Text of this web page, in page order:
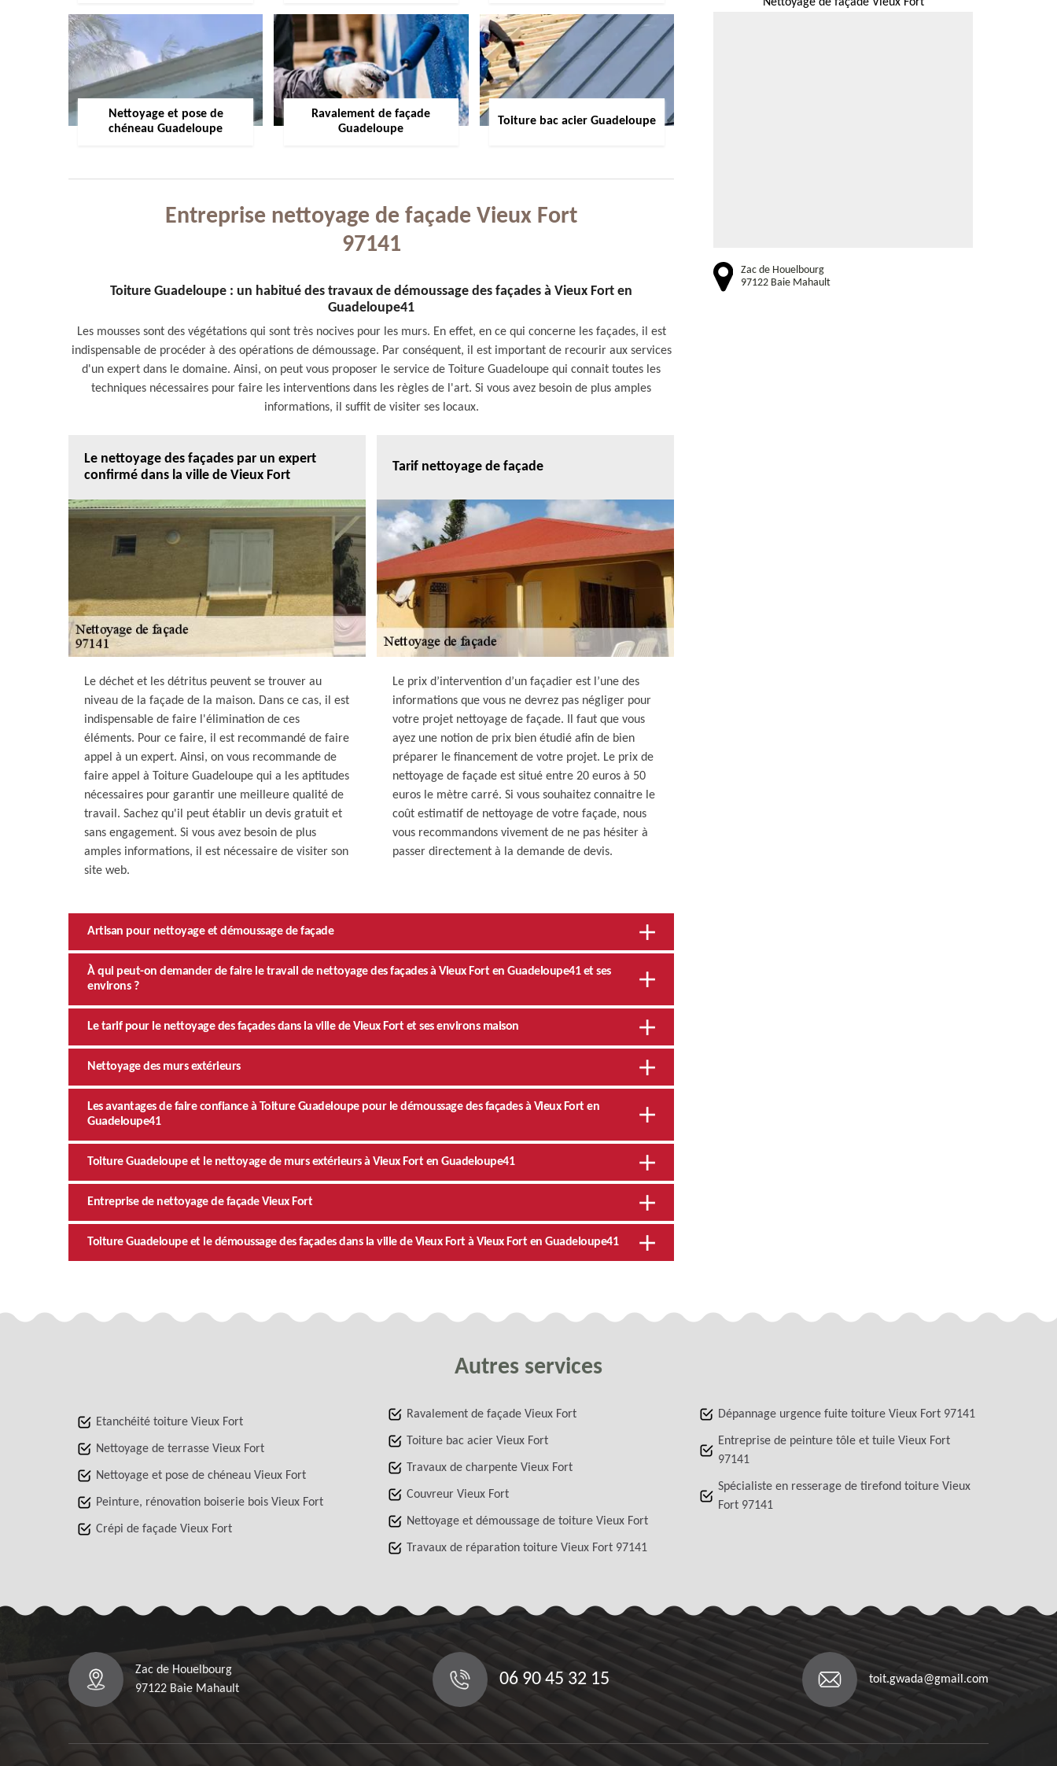
Nettoyage et pose de
chéneau Guadeloupe
Ravalement de façade
Guadeloupe
Toiture bac acier Guadeloupe
Entreprise nettoyage de façade Vieux Fort
97141
Toiture Guadeloupe : un habitué des travaux de démoussage des façades à Vieux Fort en
Guadeloupe41
Les mousses sont des végétations qui sont très nocives pour les murs. En effet, en ce qui concerne les façades, il est
indispensable de procéder à des opérations de démoussage. Par conséquent, il est important de recourir aux services
d'un expert dans le domaine. Ainsi, on peut vous proposer le service de Toiture Guadeloupe qui connait toutes les
techniques nécessaires pour faire les interventions dans les règles de l'art. Si vous avez besoin de plus amples
informations, il suffit de visiter ses locaux.
Le nettoyage des façades par un expert
confirmé dans la ville de Vieux Fort
Le déchet et les détritus peuvent se trouver au
niveau de la façade de la maison. Dans ce cas, il est
indispensable de faire l'élimination de ces
éléments. Pour ce faire, il est recommandé de faire
appel à un expert. Ainsi, on vous recommande de
faire appel à Toiture Guadeloupe qui a les aptitudes
nécessaires pour garantir une meilleure qualité de
travail. Sachez qu'il peut établir un devis gratuit et
sans engagement. Si vous avez besoin de plus
amples informations, il est nécessaire de visiter son
site web.
Tarif nettoyage de façade
Le prix d’intervention d’un façadier est l’une des
informations que vous ne devrez pas négliger pour
votre projet nettoyage de façade. Il faut que vous
ayez une notion de prix bien étudié afin de bien
préparer le financement de votre projet. Le prix de
nettoyage de façade est situé entre 20 euros à 50
euros le mètre carré. Si vous souhaitez connaitre le
coût estimatif de nettoyage de votre façade, nous
vous recommandons vivement de ne pas hésiter à
passer directement à la demande de devis.
Artisan pour nettoyage et démoussage de façade
À qui peut-on demander de faire le travail de nettoyage des façades à Vieux Fort en Guadeloupe41 et ses
environs ?
Le tarif pour le nettoyage des façades dans la ville de Vieux Fort et ses environs maison
Nettoyage des murs extérieurs
Les avantages de faire confiance à Toiture Guadeloupe pour le démoussage des façades à Vieux Fort en
Guadeloupe41
Toiture Guadeloupe et le nettoyage de murs extérieurs à Vieux Fort en Guadeloupe41
Entreprise de nettoyage de façade Vieux Fort
Toiture Guadeloupe et le démoussage des façades dans la ville de Vieux Fort à Vieux Fort en Guadeloupe41
Zac de Houelbourg
97122 Baie Mahault
Autres services
Etanchéité toiture Vieux Fort
Nettoyage de terrasse Vieux Fort
Nettoyage et pose de chéneau Vieux Fort
Peinture, rénovation boiserie bois Vieux Fort
Crépi de façade Vieux Fort
Ravalement de façade Vieux Fort
Toiture bac acier Vieux Fort
Travaux de charpente Vieux Fort
Couvreur Vieux Fort
Nettoyage et démoussage de toiture Vieux Fort
Travaux de réparation toiture Vieux Fort 97141
Dépannage urgence fuite toiture Vieux Fort 97141
Entreprise de peinture tôle et tuile Vieux Fort
97141
Spécialiste en resserage de tirefond toiture Vieux
Fort 97141
Zac de Houelbourg
97122 Baie Mahault
06 90 45 32 15 toit.gwada@gmail.com